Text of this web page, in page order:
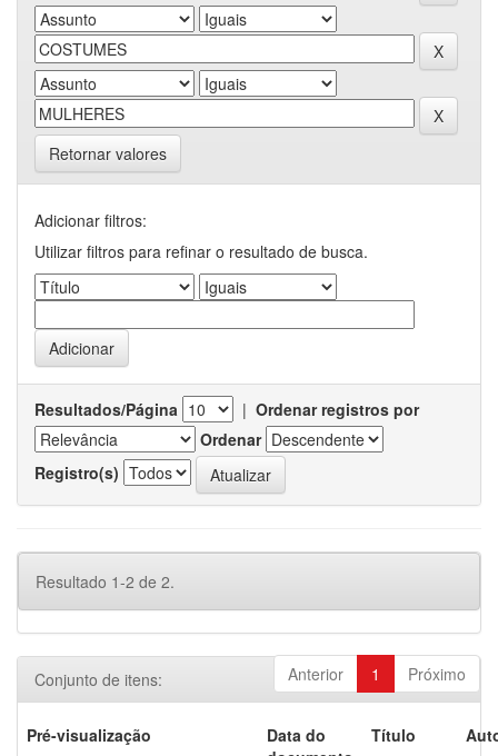
Retornar valores
Adicionar filtros:
Utilizar filtros para refinar o resultado de busca.
Resultados/Página | Ordenar registros por
Ordenar
Registro(s)
Resultado 1-2 de 2.
Anterior 1 Próximo
Conjunto de itens:
Pré-visualização
Data do
Título